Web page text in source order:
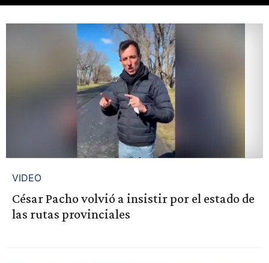
VIDEO
César Pacho volvió a insistir por el estado de
las rutas provinciales